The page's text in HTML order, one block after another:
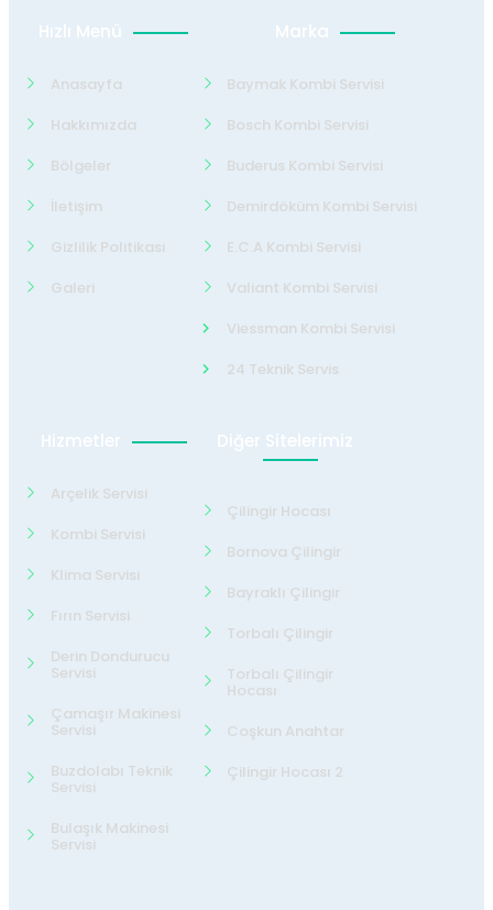
Hızlı Menü
Anasayfa
Hakkımızda
Bölgeler
İletişim
Gizlilik Politikası
Galeri
Marka
Baymak Kombi Servisi
Bosch Kombi Servisi
Buderus Kombi Servisi
Demirdöküm Kombi Servisi
E.C.A Kombi Servisi
Valiant Kombi Servisi
Viessman Kombi Servisi
24 Teknik Servis
Hizmetler
Arçelik Servisi
Kombi Servisi
Klima Servisi
Fırın Servisi
Derin Dondurucu
Servisi
Çamaşır Makinesi
Servisi
Buzdolabı Teknik
Servisi
Bulaşık Makinesi
Servisi
Diğer Sitelerimiz
Çilingir Hocası
Bornova Çilingir
Bayraklı Çilingir
Torbalı Çilingir
Torbalı Çilingir
Hocası
Coşkun Anahtar
Çilingir Hocası 2